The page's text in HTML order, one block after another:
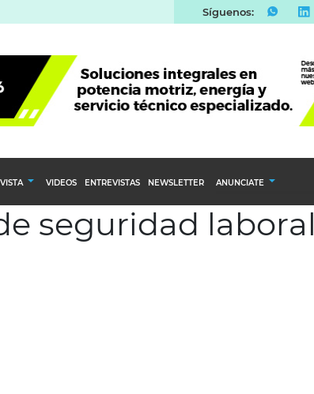
Síguenos:
Calendario Editorial
Ediciones Anteriores
VIDEOS ENTREVISTAS NEWSLETTER ANUNCIATE
Publicidad Display
seguridad laboral